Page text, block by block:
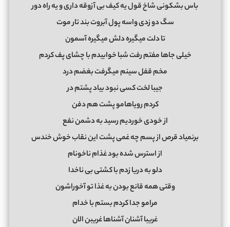
باس بشکونی شاخ قول یه کیف بی آزوقه داری و یه راه دور
سگ دو زدی واسه پول آبروت بند تار موت
تا دلت میگیره دلش میگیره آسمون
خیلی جاها مفتم رفت شبا خوابیدم با چشای پف کردم
مخم قفل سینم میگرفت بغضم درد
جیبا لخت کسی نبود بیاد پشتم در
کردم رویاهامو پشت هم دفن
از خودی خوردیم رسید به دشمن نفع
برنمیاد قرص از پسم چه غمی پشت این نقاب خوش خندس
از استرس شده بود غذام ناخونام
دلو به دریا زدم با کشتی بی ناخدا
وقتی همه قانع بودن به غذا تو آخوراشون
مرامو جدا کردم بستم با خدام
غریبا آشنان آشناها غریبن الان